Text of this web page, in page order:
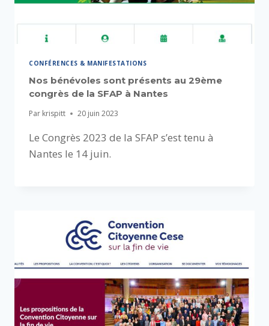
CONFÉRENCES & MANIFESTATIONS
Nos bénévoles sont présents au 29ème
congrès de la SFAP à Nantes
Par krispitt 20 juin 2023
Le Congrès 2023 de la SFAP s’est tenu à
Nantes le 14 juin.